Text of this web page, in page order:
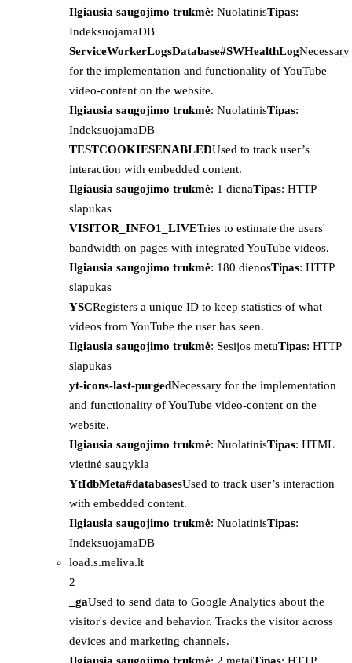
Ilgiausia saugojimo trukmė: NuolatinisTipas:
IndeksuojamaDB
ServiceWorkerLogsDatabase#SWHealthLogNecessary
for the implementation and functionality of YouTube
video-content on the website.
Ilgiausia saugojimo trukmė: NuolatinisTipas:
IndeksuojamaDB
TESTCOOKIESENABLEDUsed to track user’s
interaction with embedded content.
Ilgiausia saugojimo trukmė: 1 dienaTipas: HTTP
slapukas
VISITOR_INFO1_LIVETries to estimate the users'
bandwidth on pages with integrated YouTube videos.
Ilgiausia saugojimo trukmė: 180 dienosTipas: HTTP
slapukas
YSCRegisters a unique ID to keep statistics of what
videos from YouTube the user has seen.
Ilgiausia saugojimo trukmė: Sesijos metuTipas: HTTP
slapukas
yt-icons-last-purgedNecessary for the implementation
and functionality of YouTube video-content on the
website.
Ilgiausia saugojimo trukmė: NuolatinisTipas: HTML
vietinė saugykla
YtIdbMeta#databasesUsed to track user’s interaction
with embedded content.
Ilgiausia saugojimo trukmė: NuolatinisTipas:
IndeksuojamaDB
load.s.meliva.lt
2
_gaUsed to send data to Google Analytics about the
visitor's device and behavior. Tracks the visitor across
devices and marketing channels.
Ilgiausia saugojimo trukmė: 2 metaiTipas: HTTP